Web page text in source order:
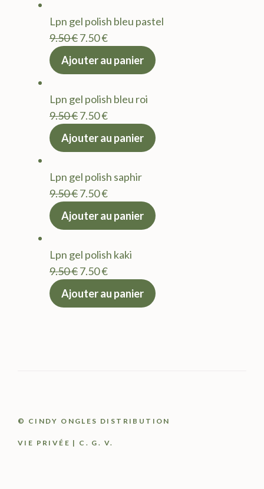
9.50 €.7.50 €.
Lpn gel polish bleu pastel
9.50€Le
prix
9.50 €.
7.50€Le
actuel
7.50 €.
Ajouter au panier
Lpn gel polish bleu roi
9.50€Le
prix
9.50 €.
7.50€Le
actuel
7.50 €.
Ajouter au panier
Lpn gel polish saphir
9.50€Le
prix
9.50 €.
7.50€Le
actuel
7.50 €.
Ajouter au panier
Lpn gel polish kaki
9.50€Le
prix
7.50€Le
actuel
Ajouter au panier
© CINDY ONGLES DISTRIBUTION
VIE PRIVÉE | C. G. V.